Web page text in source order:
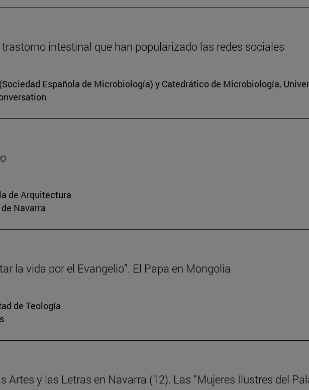
trastorno intestinal que han popularizado las redes sociales
Española de Microbiología) y Catedrático de Microbiología,
de Arquitectura
Navarra
la vida por el Evangelio”. El Papa en Mongolia
de Teología
Artes y las Letras en Navarra (12). Las “Mujeres Ilustres del